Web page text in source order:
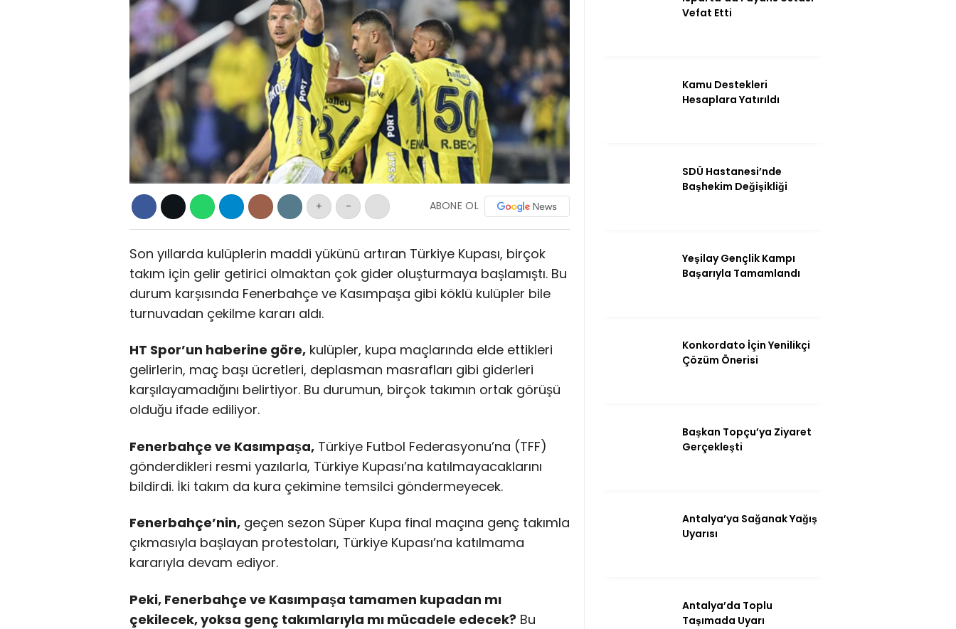
+ - ABONE OL
Son yıllarda kulüplerin maddi yükünü artıran Türkiye Kupası, birçok
takım için gelir getirici olmaktan çok gider oluşturmaya başlamıştı. Bu
durum karşısında Fenerbahçe ve Kasımpaşa gibi köklü kulüpler bile
turnuvadan çekilme kararı aldı.
HT Spor’un haberine göre, kulüpler, kupa maçlarında elde ettikleri
gelirlerin, maç başı ücretleri, deplasman masrafları gibi giderleri
karşılayamadığını belirtiyor. Bu durumun, birçok takımın ortak görüşü
olduğu ifade ediliyor.
Fenerbahçe ve Kasımpaşa, Türkiye Futbol Federasyonu’na (TFF)
gönderdikleri resmi yazılarla, Türkiye Kupası’na katılmayacaklarını
bildirdi. İki takım da kura çekimine temsilci göndermeyecek.
Fenerbahçe’nin, geçen sezon Süper Kupa final maçına genç takımla
çıkmasıyla başlayan protestoları, Türkiye Kupası’na katılmama
kararıyla devam ediyor.
Peki, Fenerbahçe ve Kasımpaşa tamamen kupadan mı
çekilecek, yoksa genç takımlarıyla mı mücadele edecek? Bu
Vefat Etti
Kamu Destekleri
Hesaplara Yatırıldı
SDÜ Hastanesi’nde
Başhekim Değişikliği
Yeşilay Gençlik Kampı
Başarıyla Tamamlandı
Konkordato İçin Yenilikçi
Çözüm Önerisi
Başkan Topçu’ya Ziyaret
Gerçekleşti
Antalya’ya Sağanak Yağış
Uyarısı
Antalya’da Toplu
Taşımada Uyarı